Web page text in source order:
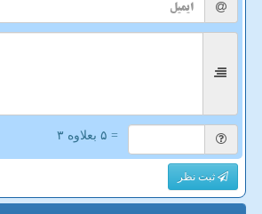
= ۵ بعلاوه ۳
ثبت نظر